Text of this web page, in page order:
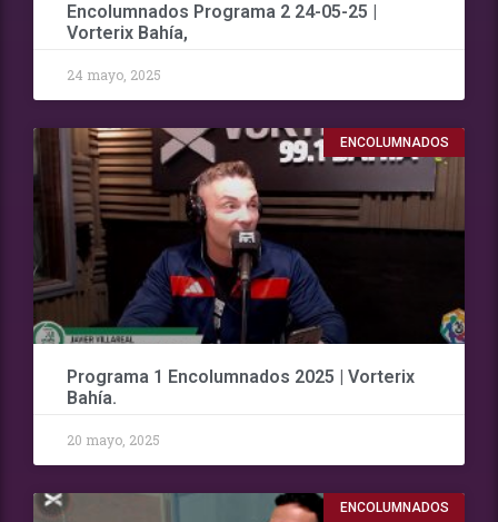
Encolumnados Programa 2 24-05-25 |
Vorterix Bahía,
24 mayo, 2025
ENCOLUMNADOS
Programa 1 Encolumnados 2025 | Vorterix
Bahía.
20 mayo, 2025
ENCOLUMNADOS